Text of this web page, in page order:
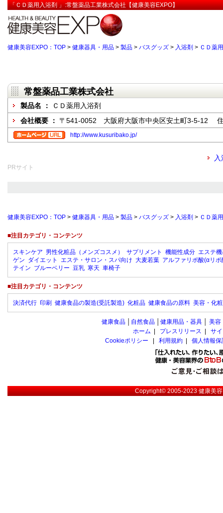
「ＣＤ薬用入浴剤 」:常盤薬品工業株式会社【健康美容EXPO】
健康美容EXPO：TOP > 健康器具・用品 > 製品 > バスグッズ > 入浴剤 > ＣＤ薬
常盤薬品工業株式会社
製品名 ：
ＣＤ薬用入浴剤
会社概要 ： 〒541-0052 大阪府大阪市中央区安土町3-5-12
http://www.kusuribako.jp/
PRサイト
健康美容EXPO：TOP > 健康器具・用品 > 製品 > バスグッズ > 入浴剤 > ＣＤ薬
■注目カテゴリ・コンテンツ
スキンケア 男性化粧品（メンズコスメ） サプリメント 機能性成分 エステ
ゲン ダイエット エステ・サロン・スパ向け 大麦若葉 アルファリポ酸(αリポ
テイン ブルーベリー 豆乳 寒天 車椅子
■注目カテゴリ・コンテンツ
決済代行 印刷 健康食品の製造(受託製造) 化粧品 健康食品の原料 美容・化
健康食品 自然食品 健康用品・器具 美容
ホーム
プレスリリース
サ
Cookieポリシー
利用規約 個人情報
Copyright© 2005-2023健康美